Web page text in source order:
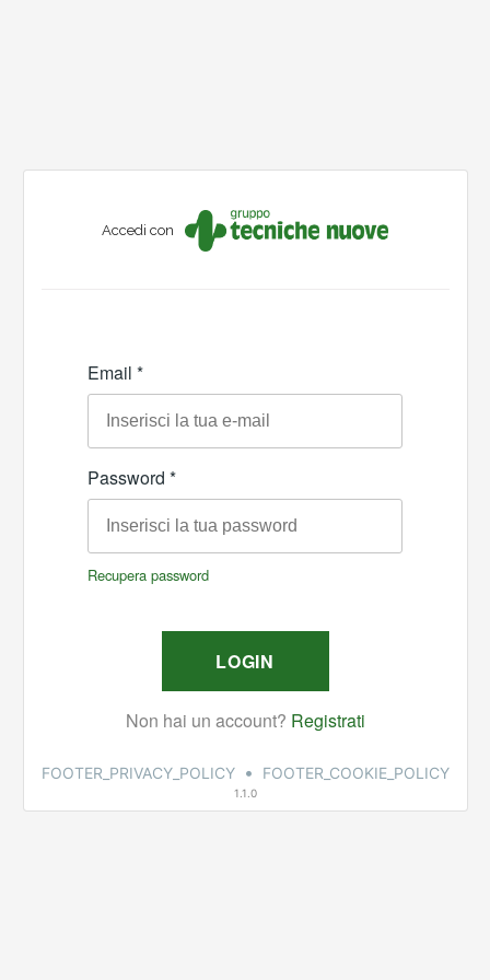
Accedi con
FOOTER_PRIVACY_POLICY • FOOTER_COOKIE_POLICY
1.1.0